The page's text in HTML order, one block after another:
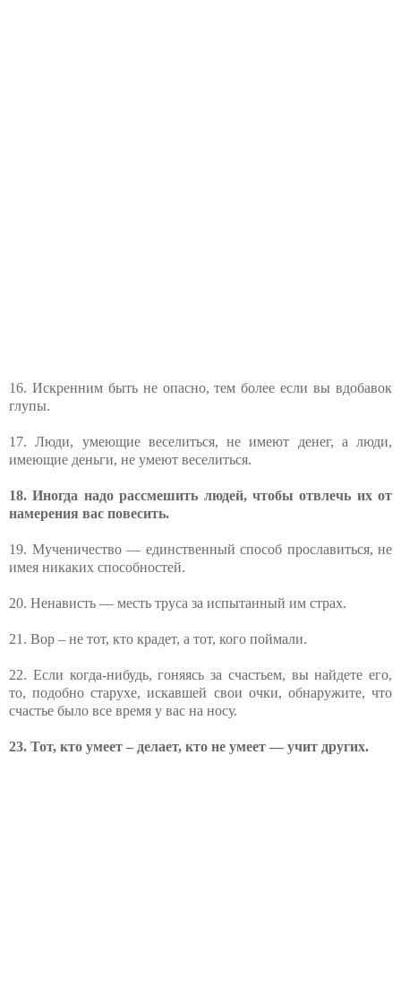
16. Искренним быть не опасно, тем более если вы вдобавок
глупы.
17. Люди, умеющие веселиться, не имеют денег, а люди,
имеющие деньги, не умеют веселиться.
18. Иногда надо рассмешить людей, чтобы отвлечь их от
намерения вас повесить.
19. Мученичество — единственный способ прославиться, не
имея никаких способностей.
20. Ненависть — месть труса за испытанный им страх.
21. Вор – не тот, кто крадет, а тот, кого поймали.
22. Если когда-нибудь, гоняясь за счастьем, вы найдете его,
то, подобно старухе, искавшей свои очки, обнаружите, что
счастье было все время у вас на носу.
23. Тот, кто умеет – делает, кто не умеет — учит других.